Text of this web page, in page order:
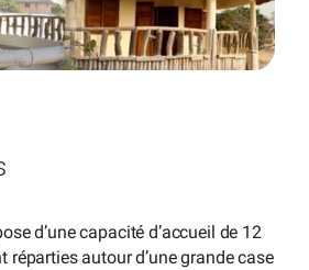
d’une capacité d’accueil de 12
réparties autour d’une grande case